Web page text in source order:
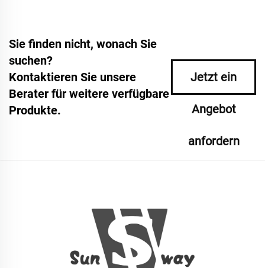
Sie finden nicht, wonach Sie
suchen?
Kontaktieren Sie unsere
Berater für weitere verfügbare
Produkte.
Jetzt ein
Angebot
anfordern